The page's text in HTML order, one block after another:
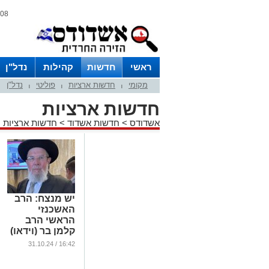
08 אוגוסט 2026 / 13:13
ראשי חדשות קהילות נדל"ן
מקומי חדשות ארציות פוליטי נדל"ן
חדשות ארציות
אשדודס > חדשות אשדוד > חדשות ארציות
יש מנצח: הרב
האשכנזי
הראשי הרב
קלמן בר (וידאו)
...
16:42 / 31.10.24